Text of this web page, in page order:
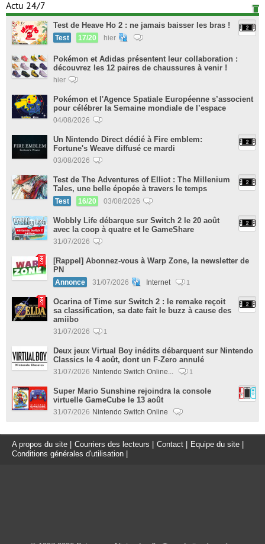
Actu 24/7
Test de Heave Ho 2 : ne jamais baisser les bras !
Test 17/20 hier
Pokémon et Adidas présentent leur collaboration :
découvrez les 12 paires de chaussures à venir !
hier
Pokémon et l'Agence Spatiale Européenne s’associent
pour célébrer la Semaine mondiale de l’espace
04/08/2026
Un Nintendo Direct dédié à Fire emblem:
Fortune's Weave diffusé ce mardi
03/08/2026
Test de The Adventures of Elliot : The Millenium
Tales, une belle épopée à travers le temps
Test 16/20 03/08/2026
Wobbly Life débarque sur Switch 2 le 20 août
avec la coop à quatre et le GameShare
31/07/2026
[Rappel] Abonnez-vous à Warp Zone, la newsletter de
PN
Annonce 31/07/2026 Internet 1
Ocarina of Time sur Switch 2 : le remake reçoit
sa classification, sa date fait le buzz à cause des
amiibo
31/07/2026 1
Deux jeux Virtual Boy inédits débarquent sur Nintendo
Classics le 4 août, dont un F-Zero annulé
31/07/2026 Nintendo Switch Online... 1
Super Mario Sunshine rejoindra la console
virtuelle GameCube le 13 août
31/07/2026 Nintendo Switch Online
A propos du site Courriers des lecteurs Contact Equipe du site
Conditions générales d'utilisation